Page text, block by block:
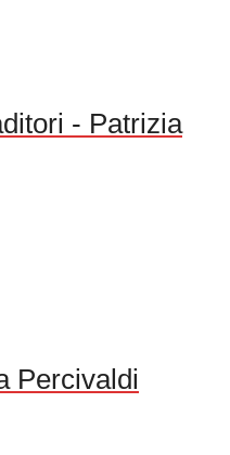
- Patrizia
Percivaldi